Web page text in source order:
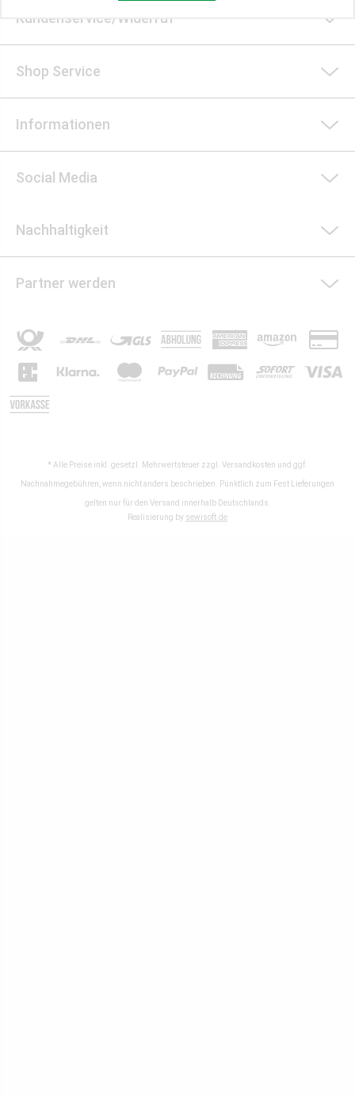
Kundenservice/Widerruf
Shop Service
Informationen
Social Media
Nachhaltigkeit
Partner werden
* Alle Preise inkl. gesetzl. Mehrwertsteuer zzgl. Versandkosten und ggf.
Nachnahmegebühren, wenn nicht anders beschrieben. Pünktlich zum Fest Lieferungen
gelten nur für den Versand innerhalb Deutschlands.
Realisierung by sewisoft.de